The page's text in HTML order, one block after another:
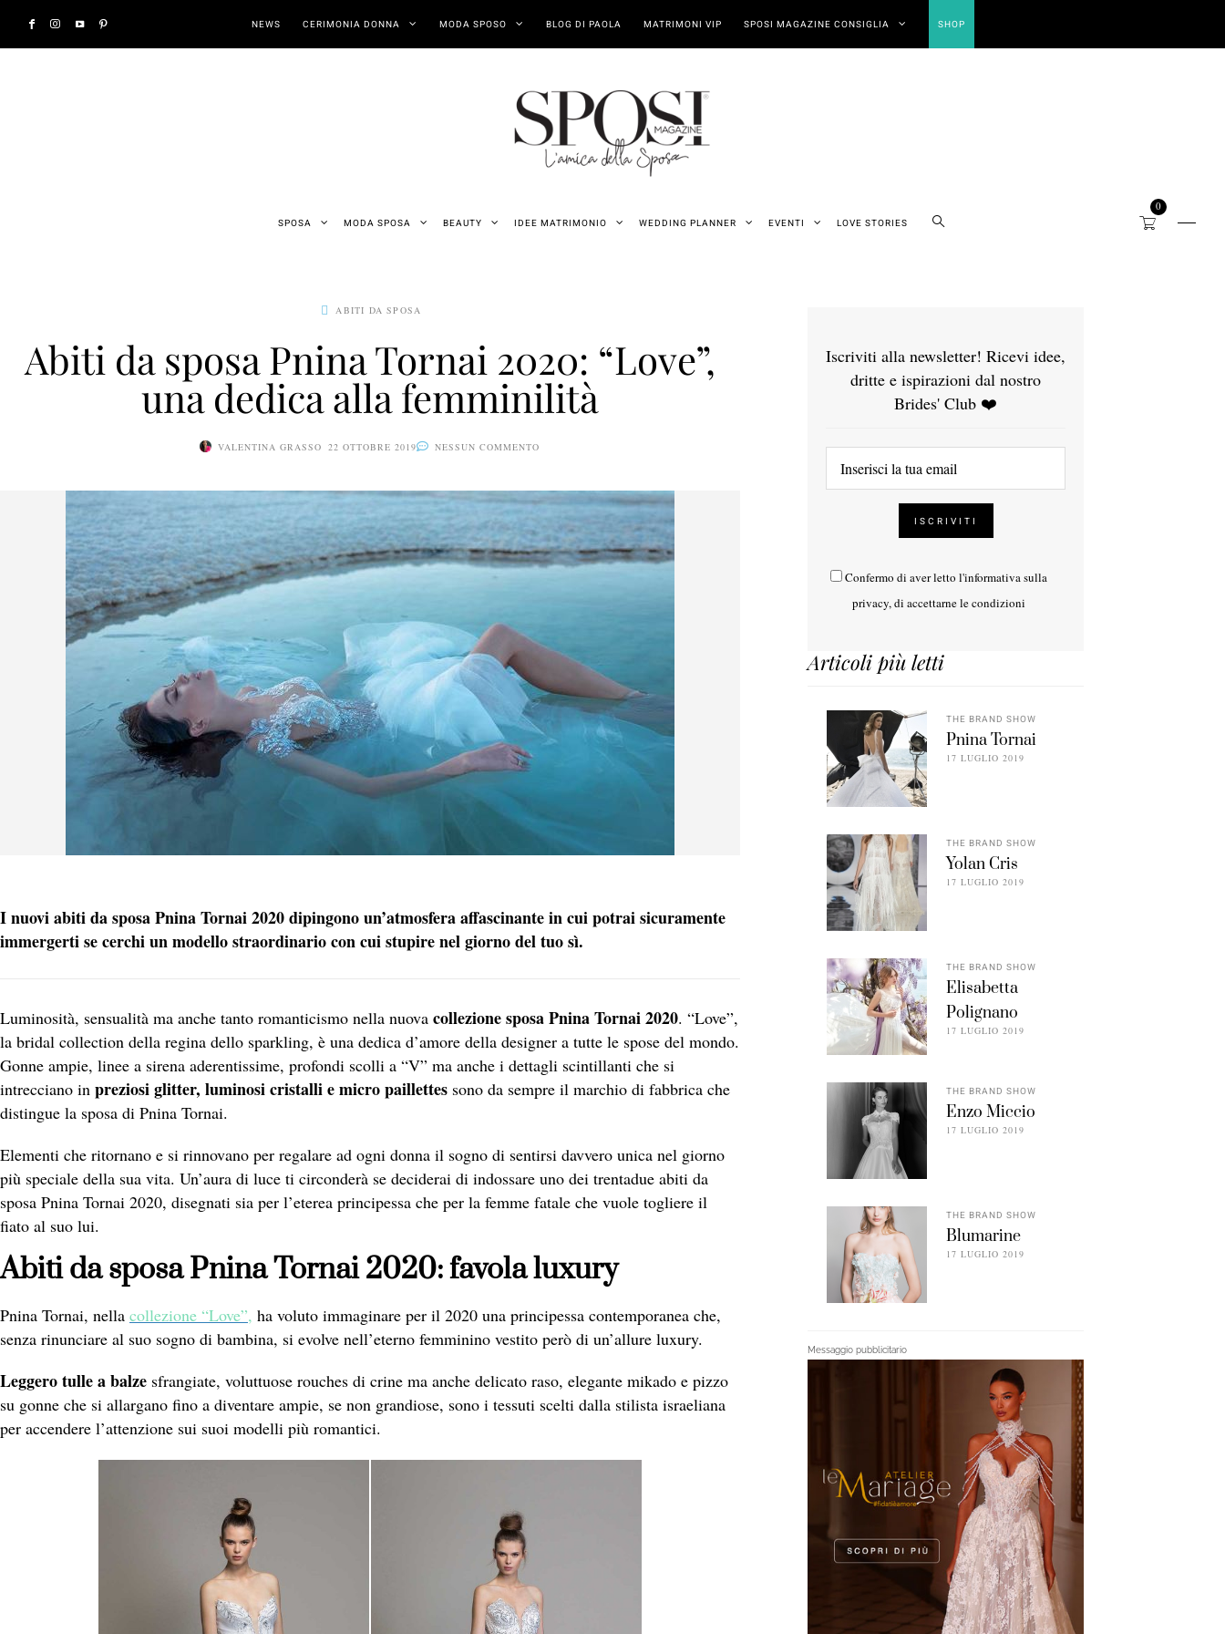
NEWS CERIMONIA DONNA MODA SPOSO BLOG DI PAOLA MATRIMONI VIP SPOSI MAGAZINE CONSIGLIA SHOP
SPOSA MODA SPOSA BEAUTY IDEE MATRIMONIO WEDDING PLANNER EVENTI LOVE STORIES
0
ABITI DA SPOSA
Abiti da sposa Pnina Tornai 2020: “Love”,
una dedica alla femminilità
VALENTINA GRASSO 22 OTTOBRE 2019 NESSUN COMMENTO
I nuovi abiti da sposa Pnina Tornai 2020 dipingono un’atmosfera affascinante in cui potrai sicuramente
immergerti se cerchi un modello straordinario con cui stupire nel giorno del tuo sì.
Luminosità, sensualità ma anche tanto romanticismo nella nuova collezione sposa Pnina Tornai 2020. “Love”,
la bridal collection della regina dello sparkling, è una dedica d’amore della designer a tutte le spose del mondo.
Gonne ampie, linee a sirena aderentissime, profondi scolli a “V” ma anche i dettagli scintillanti che si
intrecciano in preziosi glitter, luminosi cristalli e micro paillettes sono da sempre il marchio di fabbrica che
distingue la sposa di Pnina Tornai.
Elementi che ritornano e si rinnovano per regalare ad ogni donna il sogno di sentirsi davvero unica nel giorno
più speciale della sua vita. Un’aura di luce ti circonderà se deciderai di indossare uno dei trentadue abiti da
sposa Pnina Tornai 2020, disegnati sia per l’eterea principessa che per la femme fatale che vuole togliere il
fiato al suo lui.
Abiti da sposa Pnina Tornai 2020: favola luxury
Pnina Tornai, nella collezione “Love”, ha voluto immaginare per il 2020 una principessa contemporanea che,
senza rinunciare al suo sogno di bambina, si evolve nell’eterno femminino vestito però di un’allure luxury.
Leggero tulle a balze sfrangiate, voluttuose rouches di crine ma anche delicato raso, elegante mikado e pizzo
su gonne che si allargano fino a diventare ampie, se non grandiose, sono i tessuti scelti dalla stilista israeliana
per accendere l’attenzione sui suoi modelli più romantici.
Iscriviti alla newsletter! Ricevi idee,
dritte e ispirazioni dal nostro
Brides' Club ❤️
Confermo di aver letto l'informativa sulla
privacy, di accettarne le condizioni
Articoli più letti
THE BRAND SHOW
Pnina Tornai
17 LUGLIO 2019
THE BRAND SHOW
Yolan Cris
17 LUGLIO 2019
THE BRAND SHOW
Elisabetta
Polignano
17 LUGLIO 2019
THE BRAND SHOW
Enzo Miccio
17 LUGLIO 2019
THE BRAND SHOW
Blumarine
17 LUGLIO 2019
Messaggio pubblicitario